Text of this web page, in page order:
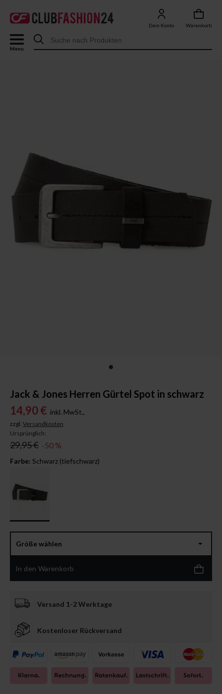
Dein Konto Warenkorb
Menu
Jack & Jones Herren Gürtel Spot in schwarz
14,90 € inkl. MwSt.,
zzgl. Versandkosten
Ursprünglich:
29,95 € -50 %
Farbe: Schwarz (tiefschwarz)
Größe wählen
In den Warenkorb
Versand 1-2 Werktage
Kostenloser Rückversand